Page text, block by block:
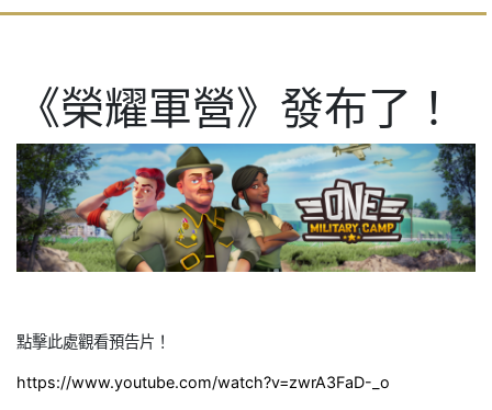
《榮耀軍營》發布了！
點擊此處觀看預告片！
https://www.youtube.com/watch?v=zwrA3FaD-_o